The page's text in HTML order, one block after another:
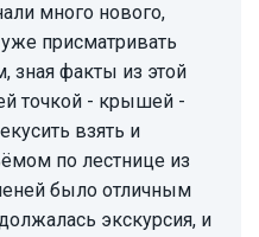
много нового,
присматривать
зная факты из этой
точкой - крышей -
взять и
по лестнице из
было отличным
экскурсия, и